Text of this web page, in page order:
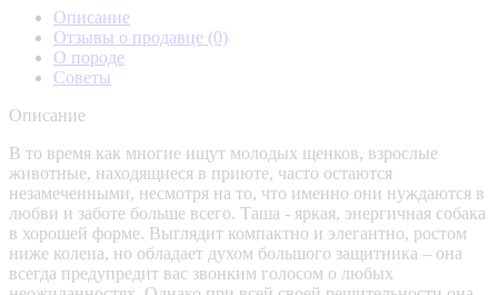
Описание
Отзывы о продавце (0)
О породе
Советы
Описание
В то время как многие ищут молодых щенков, взрослые
животные, находящиеся в приюте, часто остаются
незамеченными, несмотря на то, что именно они нуждаются в
любви и заботе больше всего. Таша - яркая, энергичная собака
в хорошей форме. Выглядит компактно и элегантно, ростом
ниже колена, но обладает духом большого защитника – она
всегда предупредит вас звонким голосом о любых